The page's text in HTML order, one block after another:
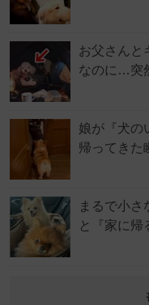
お父さん
なのに…突
娘が『犬の
帰ってき
まるで小さ
と『家に